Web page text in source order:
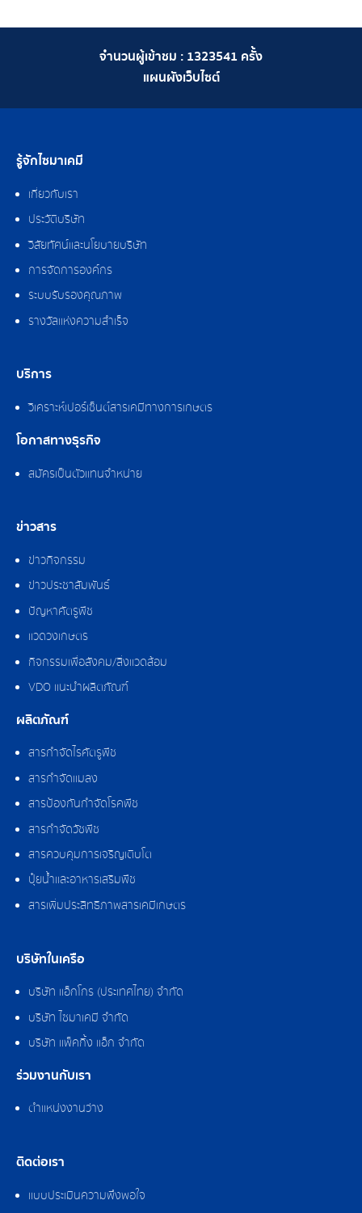
จำนวนผู้เข้าชม : 1323541 ครั้ง
แผนผังเว็บไซต์
รู้จักไซมาเคมี
เกี่ยวกับเรา
ประวัติบริษัท
วิสัยทัศน์และนโยบายบริษัท
การจัดการองค์กร
ระบบรับรองคุณภาพ
รางวัลแห่งความสำเร็จ
บริการ
วิเคราะห์เปอร์เซ็นต์สารเคมีทางการเกษตร
โอกาสทางธุรกิจ
สมัครเป็นตัวแทนจำหน่าย
ข่าวสาร
ข่าวกิจกรรม
ข่าวประชาสัมพันธ์
ปัญหาศัตรูพืช
แวดวงเกษตร
กิจกรรมเพื่อสังคม/สิ่งแวดล้อม
VDO แนะนำผลิตภัณฑ์
ผลิตภัณฑ์
สารกำจัดไรศัตรูพืช
สารกำจัดแมลง
สารป้องกันกำจัดโรคพืช
สารกำจัดวัชพืช
สารควบคุมการเจริญเติบโต
ปุ๋ยน้ำและอาหารเสริมพืช
สารเพิ่มประสิทธิภาพสารเคมีเกษตร
บริษัทในเครือ
บริษัท แอ็กโกร (ประเทศไทย) จำกัด
บริษัท ไซมาเคมี จำกัด
บริษัท แพ็คกิ้ง แอ็ก จำกัด
ร่วมงานกับเรา
ตำแหน่งงานว่าง
ติดต่อเรา
แบบประเมินความพึงพอใจ